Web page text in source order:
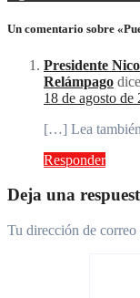
Un comentario sobre
Presidente
Relámpago
18 de agosto
[…] Lea
Responder
Deja una
Tu dirección de